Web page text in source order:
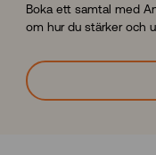
Boka ett samtal med
om hur du stärker och